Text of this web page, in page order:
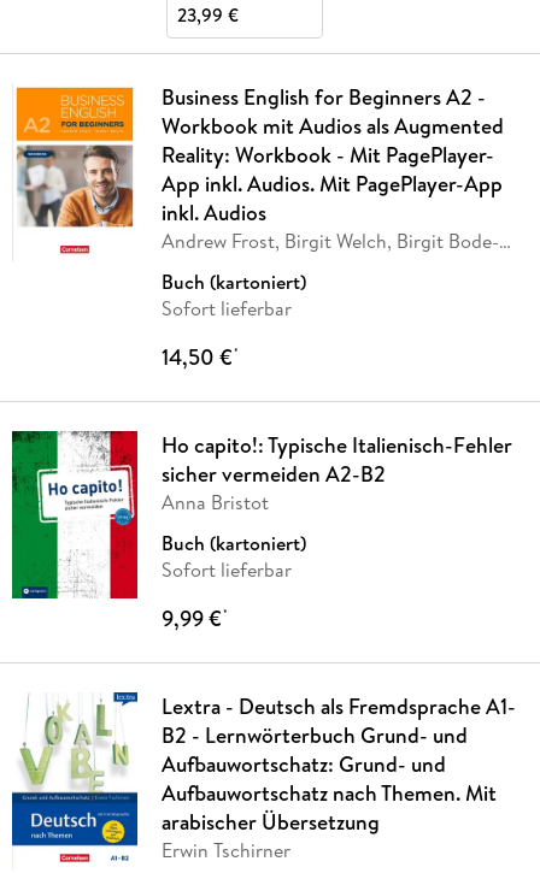
23,99 €
Business English for Beginners A2 -
Workbook mit Audios als Augmented
Reality: Workbook - Mit PagePlayer-
App inkl. Audios. Mit PagePlayer-App
inkl. Audios
Andrew Frost, Birgit Welch, Birgit Bode-
Buch (kartoniert)
Sofort lieferbar
14,50 €*
Ho capito!: Typische Italienisch-Fehler
sicher vermeiden A2-B2
Anna Bristot
Buch (kartoniert)
Sofort lieferbar
9,99 €*
Lextra - Deutsch als Fremdsprache A1-
B2 - Lernwörterbuch Grund- und
Aufbauwortschatz: Grund- und
Aufbauwortschatz nach Themen. Mit
arabischer Übersetzung
Erwin Tschirner